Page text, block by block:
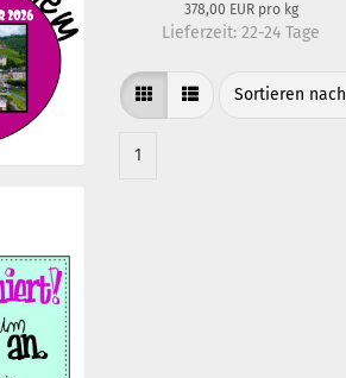
378,00 EUR pro kg
Lieferzeit:22-24 Tage
Sortieren nach
Sortieren nach
1